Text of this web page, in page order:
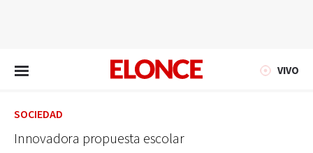
VIVO
SOCIEDAD
Innovadora propuesta escolar